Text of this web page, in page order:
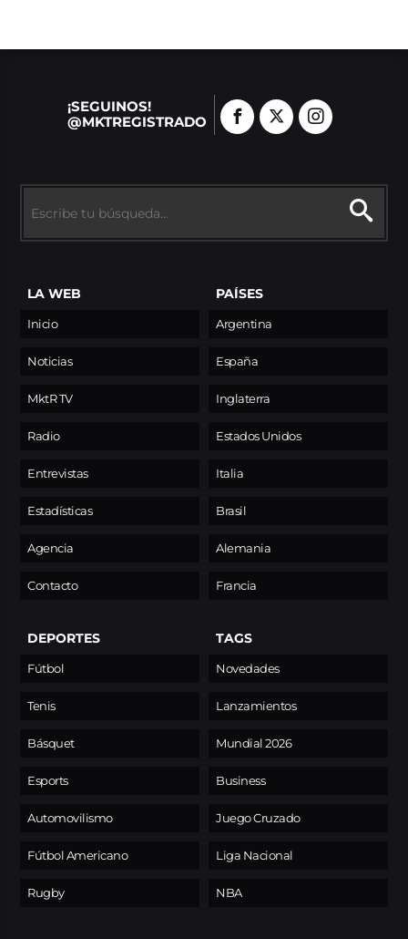
¡SEGUINOS!
@MKTREGISTRADO
LA WEB
Inicio
Noticias
MktR TV
Radio
Entrevistas
Estadísticas
Agencia
Contacto
PAÍSES
Argentina
España
Inglaterra
Estados Unidos
Italia
Brasil
Alemania
Francia
DEPORTES
Fútbol
Tenis
Básquet
Esports
Automovilismo
Fútbol Americano
Rugby
TAGS
Novedades
Lanzamientos
Mundial 2026
Business
Juego Cruzado
Liga Nacional
NBA